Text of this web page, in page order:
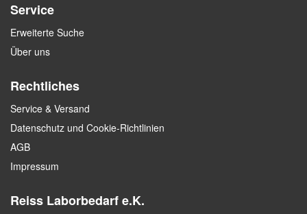
Service
Erweiterte Suche
Über uns
Rechtliches
Service & Versand
Datenschutz und Cookie-Richtlinien
AGB
Impressum
Reiss Laborbedarf e.K.